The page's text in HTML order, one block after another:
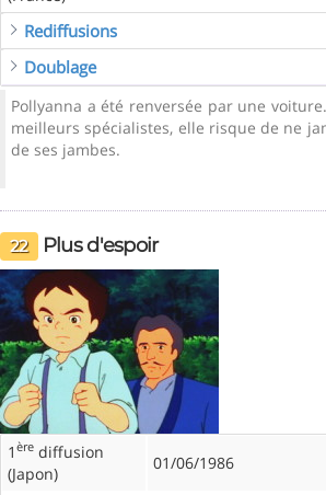
Rediffusions
Doublage
Pollyanna a été renversée par une
meilleurs spécialistes, elle risque de ne
de ses jambes.
22 Plus d'espoir
1 ère diffusion
(Japon)
01/06/1986